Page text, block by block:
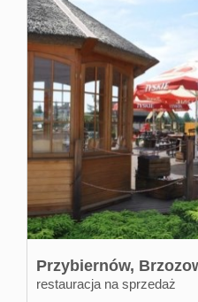
Przybiernów,
restauracja na sprzedaż